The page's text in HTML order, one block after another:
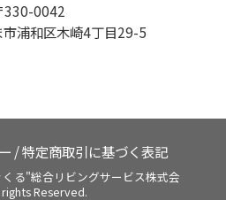
330-0042
浦和区木崎4丁目29-5
/特定商取引に基づく表記
る"総合リビングサービス株式会
rights Reserved.